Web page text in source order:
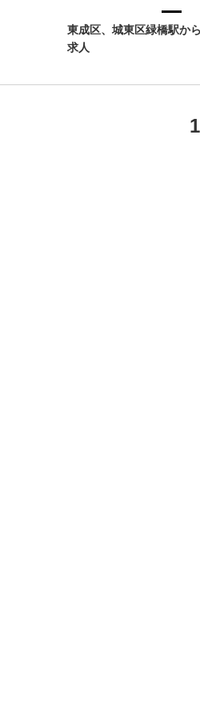
東成区、城東区緑橋駅か
求人
1